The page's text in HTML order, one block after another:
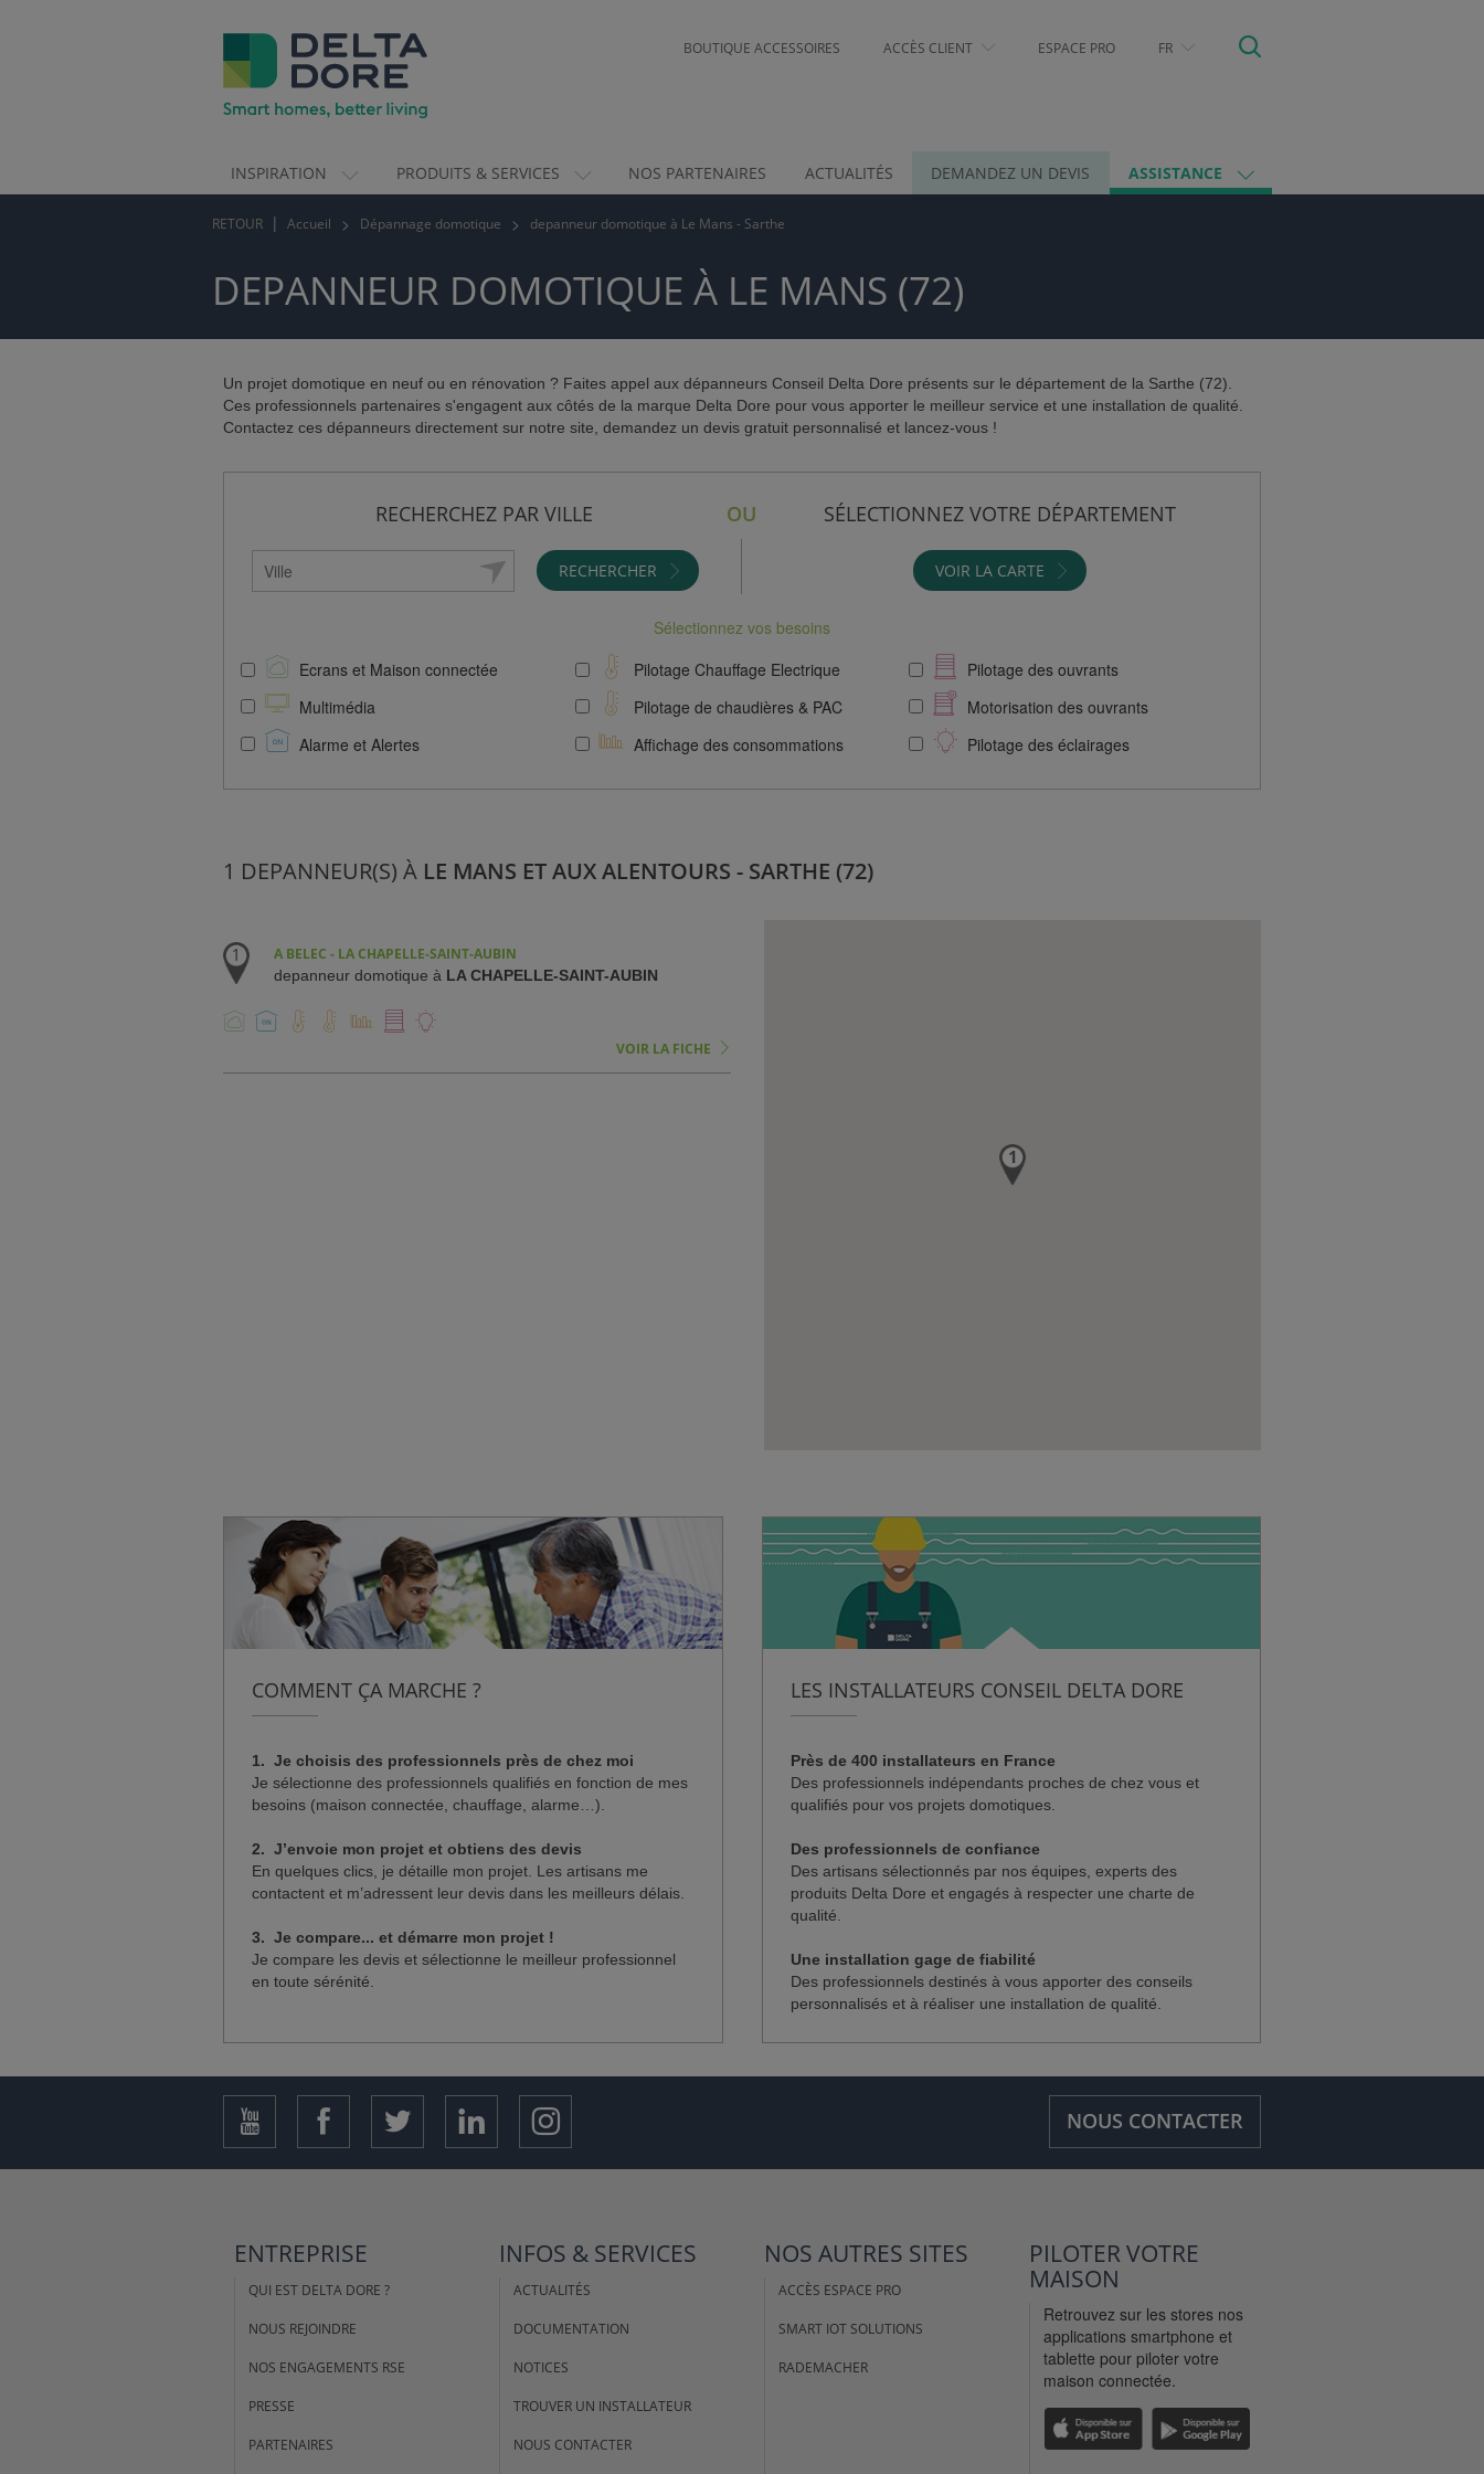
BOUTIQUE ACCESSOIRES ACCÈS CLIENT ESPACE PRO FR
INSPIRATION PRODUITS & SERVICES NOS PARTENAIRES ACTUALITÉS DEMANDEZ UN DEVIS ASSISTANCE
RETOUR Accueil Dépannage domotique depanneur domotique à Le Mans - Sarthe
DEPANNEUR DOMOTIQUE À LE MANS (72)
Un projet domotique en neuf ou en rénovation ? Faites appel aux dépanneurs Conseil Delta Dore présents sur le département de la Sarthe (72).
Ces professionnels partenaires s'engagent aux côtés de la marque Delta Dore pour vous apporter le meilleur service et une installation de qualité.
Contactez ces dépanneurs directement sur notre site, demandez un devis gratuit personnalisé et lancez-vous !
RECHERCHEZ PAR VILLE
RECHERCHER
OU SÉLECTIONNEZ VOTRE DÉPARTEMENT
VOIR LA CARTE
Sélectionnez vos besoins
Ecrans et Maison connectée
Multimédia
Alarme et Alertes
Pilotage Chauffage Electrique
Pilotage de chaudières & PAC
Affichage des consommations
Pilotage des ouvrants
Motorisation des ouvrants
Pilotage des éclairages
1 DEPANNEUR(S) À LE MANS ET AUX ALENTOURS - SARTHE (72)
A BELEC - LA CHAPELLE-SAINT-AUBIN
depanneur domotique à LA CHAPELLE-SAINT-AUBIN
VOIR LA FICHE
COMMENT ÇA MARCHE ?
1. Je choisis des professionnels près de chez moi
Je sélectionne des professionnels qualifiés en fonction de mes
besoins (maison connectée, chauffage, alarme…).
2. J’envoie mon projet et obtiens des devis
En quelques clics, je détaille mon projet. Les artisans me
contactent et m’adressent leur devis dans les meilleurs délais.
3. Je compare... et démarre mon projet !
Je compare les devis et sélectionne le meilleur professionnel
en toute sérénité.
LES INSTALLATEURS CONSEIL DELTA DORE
Près de 400 installateurs en France
Des professionnels indépendants proches de chez vous et
qualifiés pour vos projets domotiques.
Des professionnels de confiance
Des artisans sélectionnés par nos équipes, experts des
produits Delta Dore et engagés à respecter une charte de
qualité.
Une installation gage de fiabilité
Des professionnels destinés à vous apporter des conseils
personnalisés et à réaliser une installation de qualité.
NOUS CONTACTER
ENTREPRISE
QUI EST DELTA DORE ?
NOUS REJOINDRE
NOS ENGAGEMENTS RSE
PRESSE
PARTENAIRES
INFOS & SERVICES
ACTUALITÉS
DOCUMENTATION
NOTICES
TROUVER UN INSTALLATEUR
NOUS CONTACTER
NOS AUTRES SITES
ACCÈS ESPACE PRO
SMART IOT SOLUTIONS
RADEMACHER
PILOTER VOTRE
MAISON
Retrouvez sur les stores nos
applications smartphone et
tablette pour piloter votre
maison connectée.